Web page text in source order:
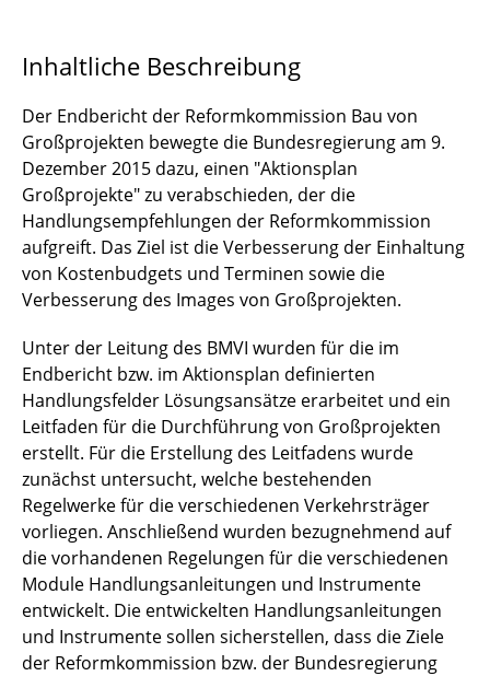
Südschnellweg
ÖKOPOST
OI+Bau
ÖPP-Infrastrukturprojekte und Mittelstand
ÖPP in Hessen
ÖPP in Wolfsburg
ÖPP-Praxistest 2.0
Planetenfeldstraße Dortmund
Prozessanalyse Neckarausbau
Risikobetrachtung B3
Schulung der BImA
TAniA
WB - Leitfaden NRW
Inhaltliche Beschreibung
Der Endbericht der Reformkommission Bau von
Großprojekten bewegte die Bundesregierung am 9.
Dezember 2015 dazu, einen "Aktionsplan
Großprojekte" zu verabschieden, der die
Handlungsempfehlungen der Reformkommission
aufgreift. Das Ziel ist die Verbesserung der Einhaltung
von Kostenbudgets und Terminen sowie die
Verbesserung des Images von Großprojekten.
Unter der Leitung des BMVI wurden für die im
Endbericht bzw. im Aktionsplan definierten
Handlungsfelder Lösungsansätze erarbeitet und ein
Leitfaden für die Durchführung von Großprojekten
erstellt. Für die Erstellung des Leitfadens wurde
zunächst untersucht, welche bestehenden
Regelwerke für die verschiedenen Verkehrsträger
vorliegen. Anschließend wurden bezugnehmend auf
die vorhandenen Regelungen für die verschiedenen
Module Handlungsanleitungen und Instrumente
entwickelt. Die entwickelten Handlungsanleitungen
und Instrumente sollen sicherstellen, dass die Ziele
der Reformkommission bzw. der Bundesregierung